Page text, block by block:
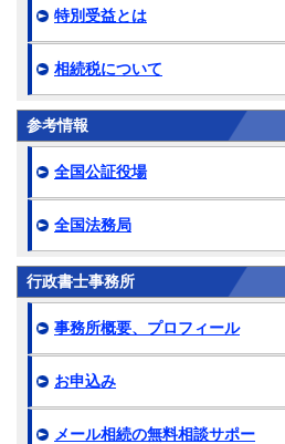
特別受益とは
相続税について
参考情報
全国公証役場
全国法務局
行政書士事務所
事務所概要、プロフィール
お申込み
メール相続の無料相談サポー